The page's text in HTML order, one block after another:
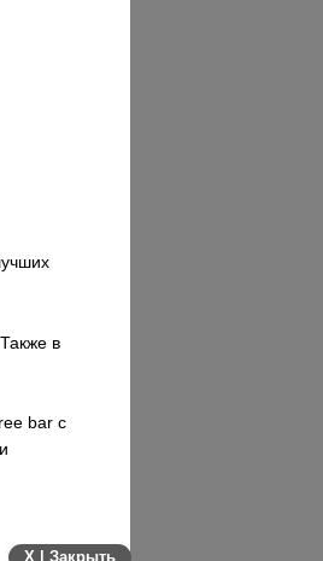
в
bar с
X | Закрыть